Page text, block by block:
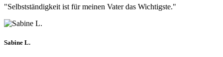
"Selbstständigkeit ist für meinen Vater das Wichtigste."
Sabine L.